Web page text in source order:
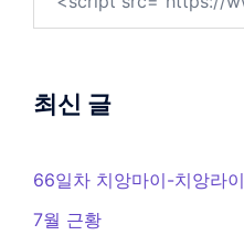
최신 글
66일차 치앙마이-치앙라이
7월 근황